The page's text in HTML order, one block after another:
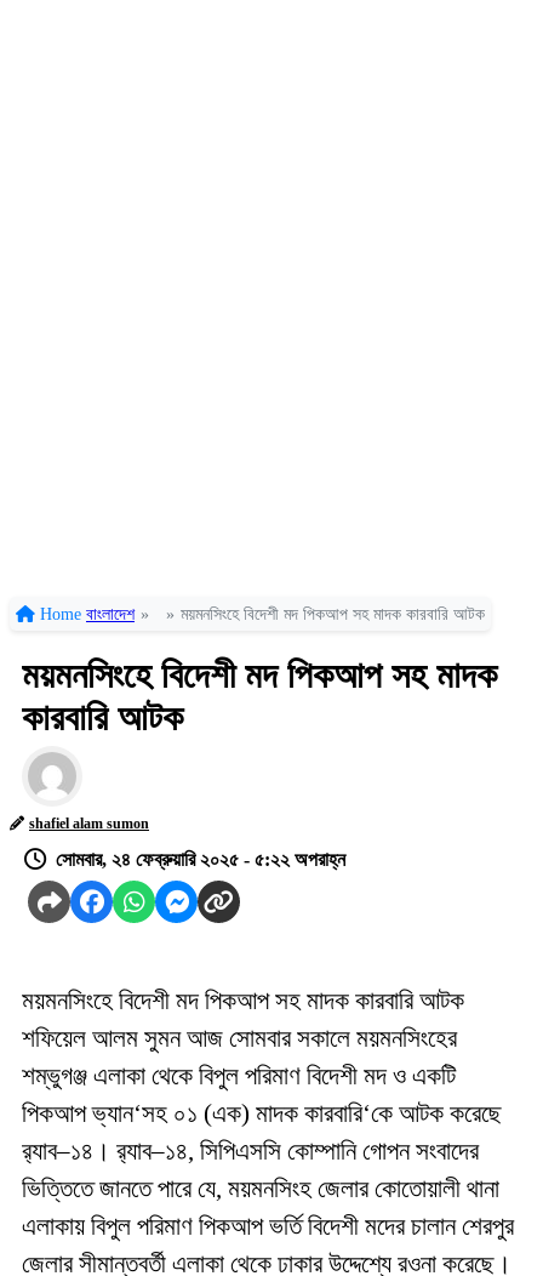
Home বাংলাদেশ » » ময়মনসিংহে বিদেশী মদ পিকআপ সহ মাদক কারবারি আটক
ময়মনসিংহে বিদেশী মদ পিকআপ সহ মাদক
কারবারি আটক
shafiel alam sumon
সোমবার, ২৪ ফেব্রুয়ারি ২০২৫ - ৫:২২ অপরাহ্ন
ময়মনসিংহে বিদেশী মদ পিকআপ সহ মাদক কারবারি আটক
শফিয়েল আলম সুমন আজ সোমবার সকালে ময়মনসিংহের
শম্ভুগঞ্জ এলাকা থেকে বিপুল পরিমাণ বিদেশী মদ ও একটি
পিকআপ ভ্যান‘সহ ০১ (এক) মাদক কারবারি‘কে আটক করেছে
র‌্যাব–১৪। র‌্যাব–১৪, সিপিএসসি কোম্পানি গোপন সংবাদের
ভিত্তিতে জানতে পারে যে, ময়মনসিংহ জেলার কোতোয়ালী থানা
এলাকায় বিপুল পরিমাণ পিকআপ ভর্তি বিদেশী মদের চালান শেরপুর
জেলার সীমান্তবর্তী এলাকা থেকে ঢাকার উদ্দেশ্যে রওনা করেছে।